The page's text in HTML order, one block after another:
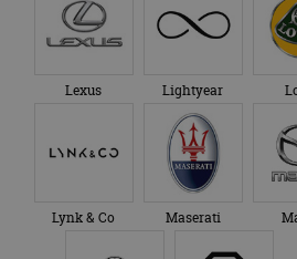
Lexus Lightyear
Lynk & Co Maserati